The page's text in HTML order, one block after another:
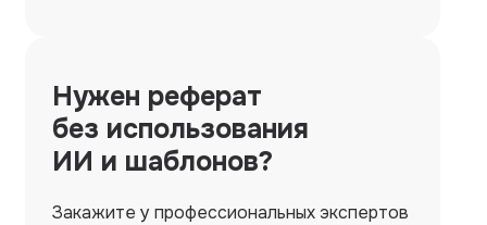
Нужен реферат
без использования
ИИ и шаблонов?
Закажите у профессиональных экспертов